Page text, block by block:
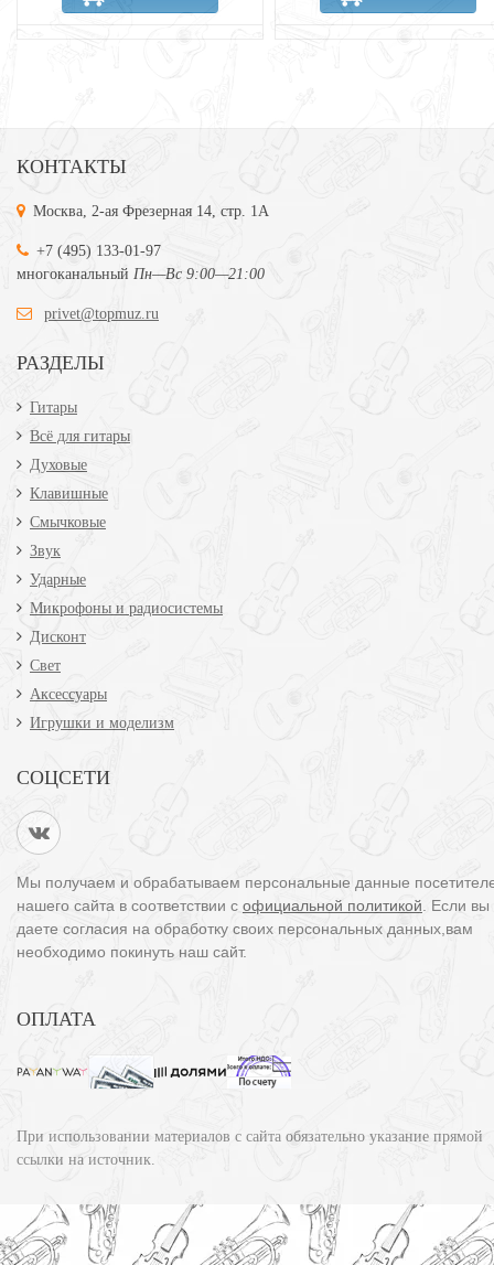
КОНТАКТЫ
Москва, 2-ая Фрезерная 14, стр. 1А
+7 (495) 133-01-97
многоканальный Пн—Вс 9:00—21:00
privet@topmuz.ru
РАЗДЕЛЫ
Гитары
Всё для гитары
Духовые
Клавишные
Смычковые
Звук
Ударные
Микрофоны и радиосистемы
Дисконт
Свет
Аксессуары
Игрушки и моделизм
СОЦСЕТИ
Мы получаем и обрабатываем персональные данные
нашего сайта в соответствии с официальной политикой . Если
даете согласия на обработку своих персональных данных,вам
необходимо покинуть наш сайт.
ОПЛАТА
При использовании материалов с сайта обязательно указание прямой
ссылки на источник.